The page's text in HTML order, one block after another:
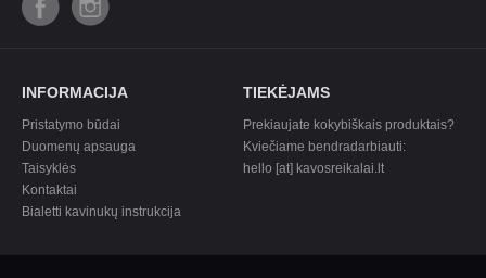
INFORMACIJA
Pristatymo būdai
Duomenų apsauga
Taisyklės
Kontaktai
Bialetti kavinukų instrukcija
TIEKĖJAMS
Prekiaujate kokybiškais produktais?
Kviečiame bendradarbiauti:
hello [at] kavosreikalai.lt